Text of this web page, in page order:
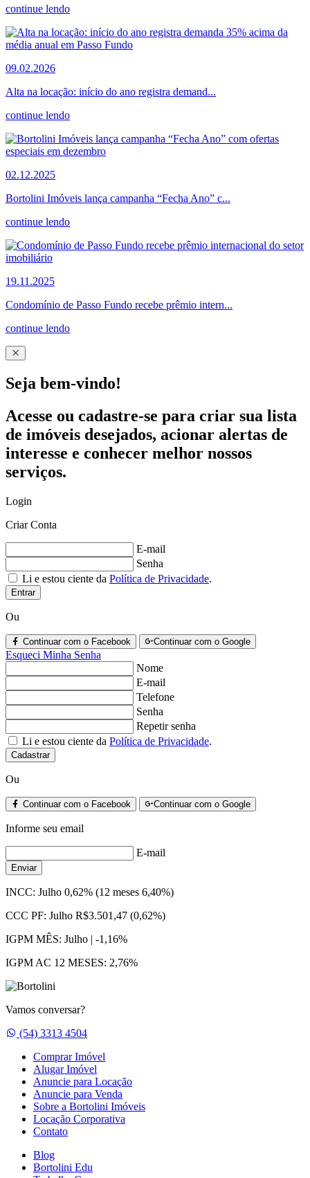
continue lendo
09.02.2026
Alta na locação: início do ano registra demand...
continue lendo
02.12.2025
Bortolini Imóveis lança campanha “Fecha Ano” c...
continue lendo
19.11.2025
Condomínio de Passo Fundo recebe prêmio intern...
continue lendo
Seja bem-vindo!
Acesse ou cadastre-se para criar sua lista
de imóveis desejados, acionar alertas de
interesse e conhecer melhor nossos
serviços.
Login
Criar Conta
E-mail
Senha
Li e estou ciente da Política de Privacidade.
Entrar
Ou
Continuar com o Facebook Continuar com o Google
Esqueci Minha Senha
Nome
E-mail
Telefone
Senha
Repetir senha
Li e estou ciente da Política de Privacidade.
Cadastrar
Ou
Continuar com o Facebook Continuar com o Google
Informe seu email
E-mail
Enviar
INCC: Julho 0,62% (12 meses 6,40%)
CCC PF: Julho R$3.501,47 (0,62%)
IGPM MÊS: Julho | -1,16%
IGPM AC 12 MESES: 2,76%
Vamos conversar?
Whatsapp
(54) 3313 4504
Comprar Imóvel
Alugar Imóvel
Anuncie para Locação
Anuncie para Venda
Sobre a Bortolini Imóveis
Locação Corporativa
Contato
Blog
Bortolini Edu